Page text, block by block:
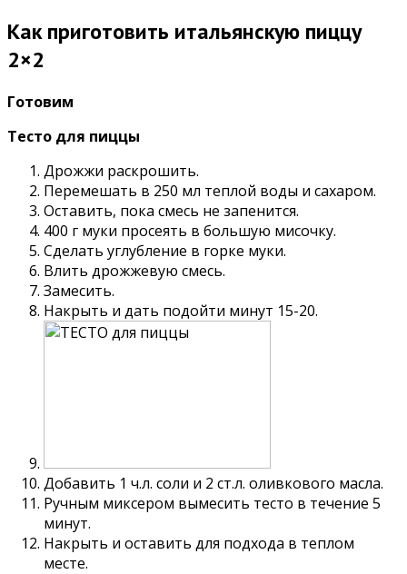
Как приготовить итальянскую пиццу
2×2
Готовим
Тесто для пиццы
Дрожжи раскрошить.
Перемешать в 250 мл теплой воды и сахаром.
Оставить, пока смесь не запенится.
400 г муки просеять в большую мисочку.
Сделать углубление в горке муки.
Влить дрожжевую смесь.
Замесить.
Накрыть и дать подойти минут 15-20.
Добавить 1 ч.л. соли и 2 ст.л. оливкового масла.
Ручным миксером вымесить тесто в течение 5
минут.
Накрыть и оставить для подхода в теплом
месте.